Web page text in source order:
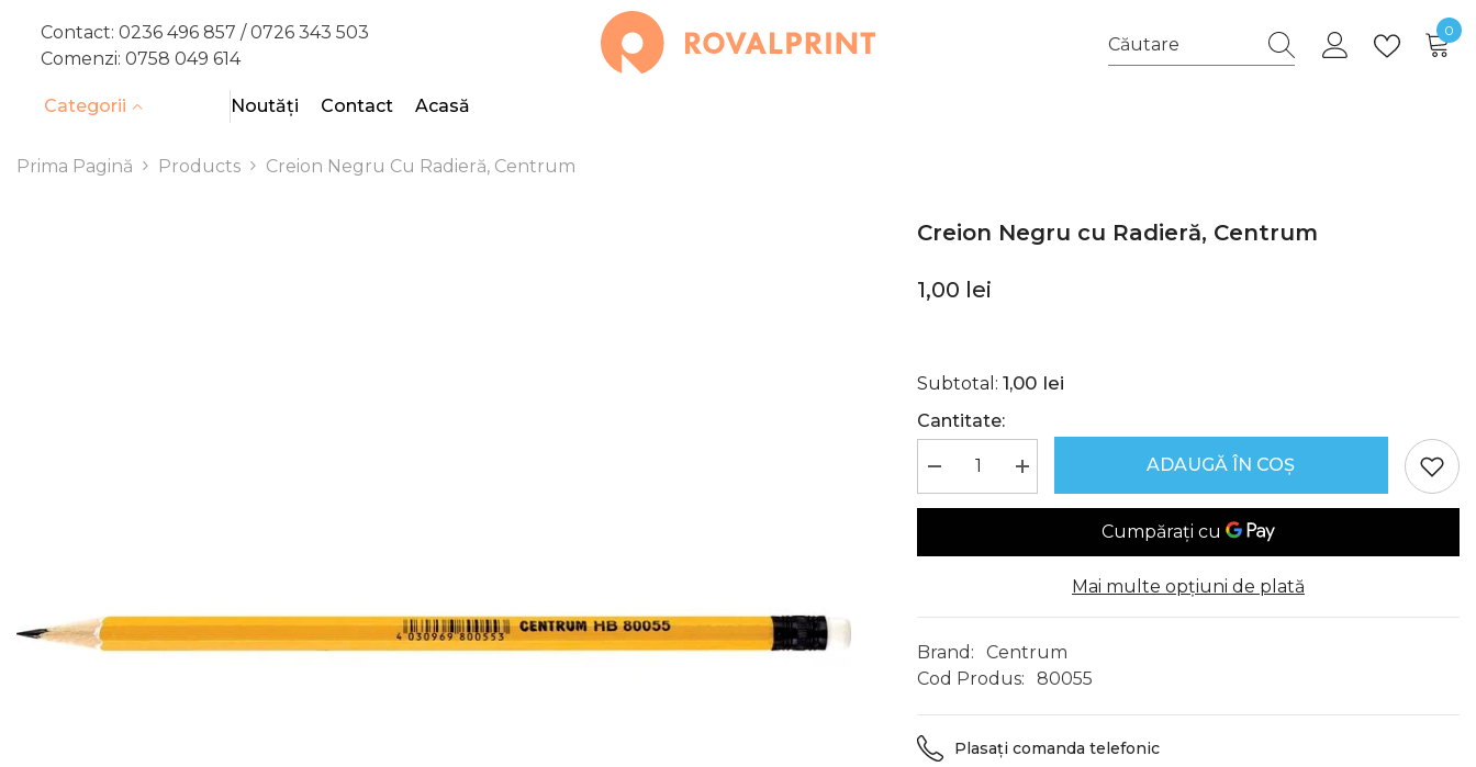
Contact: 0236 496 857 /0726 343 503
Comenzi: 0758 049 614
0
0
Categorii Noutăți Contact Acasă
Prima Pagină Products Creion Negru Cu Radieră, Centrum
Creion Negru cu Radieră, Centrum
1,00 lei
Subtotal: 1,00 lei
Cantitate:
Reduceți
cantitatea
pentru
cu
Creșteți
cantitatea
pentru
cu
ADAUGĂ ÎN COȘ
Mai multe opțiuni de plată
Brand:
Centrum
Cod Produs:
80055
Plasați comanda telefonic